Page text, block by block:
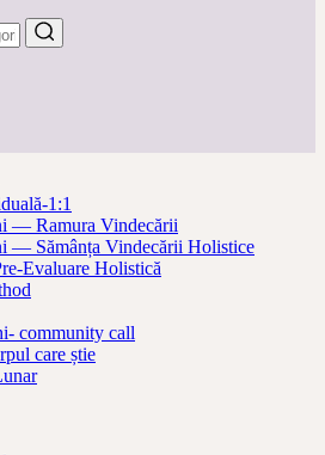
1:1
— Ramura Vindecării
— Sămânța Vindecării Holistice
Evaluare Holistică
community call
care știe